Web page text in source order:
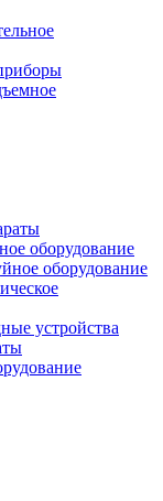
оборудование
оборудование
устройства